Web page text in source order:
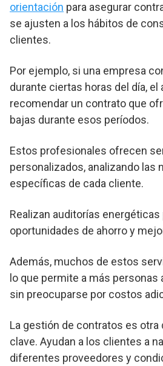
orientación para asegurar
se ajusten a los hábitos de
clientes.
Por ejemplo, si una empresa
durante ciertas horas del día, el
recomendar un contrato que
bajas durante esos períodos.
Estos profesionales ofrecen
personalizados, analizando las
específicas de cada cliente.
Realizan auditorías
oportunidades de ahorro y
Además, muchos de estos
lo que permite a más personas
sin preocuparse por costos
La gestión de contratos es
clave. Ayudan a los clientes a
diferentes proveedores y